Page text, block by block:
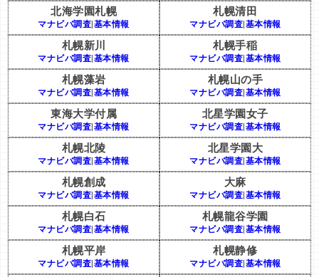
北海学園札幌
マナビバ調査|基本情報
札幌清田
マナビバ調査|基本情報
札幌新川
マナビバ調査|基本情報
札幌手稲
マナビバ調査|基本情報
札幌藻岩
マナビバ調査|基本情報
札幌山の手
マナビバ調査|基本情報
東海大学付属
マナビバ調査|基本情報
北星学園女子
マナビバ調査|基本情報
札幌北陵
マナビバ調査|基本情報
北星学園大
マナビバ調査|基本情報
札幌創成
マナビバ調査|基本情報
大麻
マナビバ調査|基本情報
札幌白石
マナビバ調査|基本情報
札幌龍谷学園
マナビバ調査|基本情報
札幌平岸
マナビバ調査|基本情報
札幌静修
マナビバ調査|基本情報